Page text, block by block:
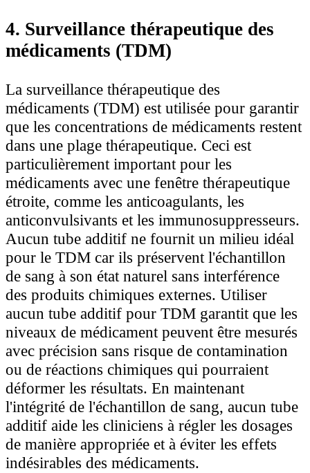
4. Surveillance thérapeutique des
médicaments (TDM)
La surveillance thérapeutique des
médicaments (TDM) est utilisée pour garantir
que les concentrations de médicaments restent
dans une plage thérapeutique. Ceci est
particulièrement important pour les
médicaments avec une fenêtre thérapeutique
étroite, comme les anticoagulants, les
anticonvulsivants et les immunosuppresseurs.
Aucun tube additif ne fournit un milieu idéal
pour le TDM car ils préservent l'échantillon
de sang à son état naturel sans interférence
des produits chimiques externes. Utiliser
aucun tube additif pour TDM garantit que les
niveaux de médicament peuvent être mesurés
avec précision sans risque de contamination
ou de réactions chimiques qui pourraient
déformer les résultats. En maintenant
l'intégrité de l'échantillon de sang, aucun tube
additif aide les cliniciens à régler les dosages
de manière appropriée et à éviter les effets
indésirables des médicaments.